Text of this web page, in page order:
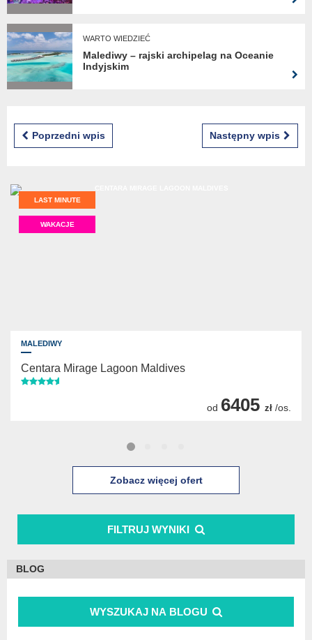
WARTO WIEDZIEĆ
Malediwy – rajski archipelag na Oceanie
Indyjskim
Poprzedni wpis Następny wpis
BLOG
WYSZUKAJ NA BLOGU
FILTRUJ WYNIKI
LAST MINUTE
WAKACJE
MALEDIWY
Centara Mirage Lagoon Maldives
od 6405 zł /os.
Zobacz więcej ofert